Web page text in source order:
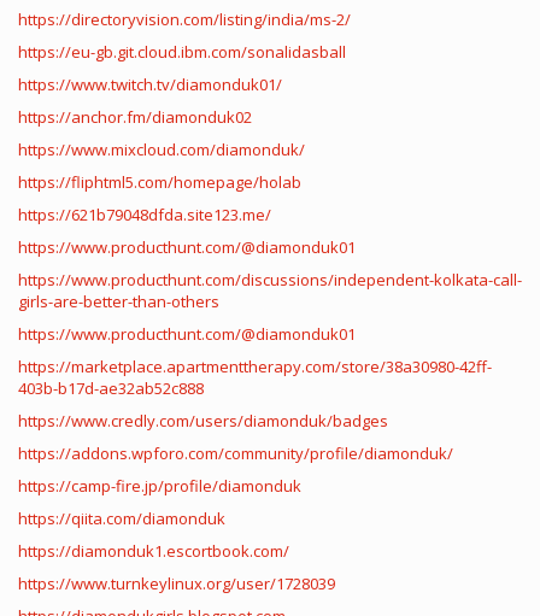
https://directoryvision.com/listing/india/ms-2/
https://eu-gb.git.cloud.ibm.com/sonalidasball
https://www.twitch.tv/diamonduk01/
https://anchor.fm/diamonduk02
https://www.mixcloud.com/diamonduk/
https://fliphtml5.com/homepage/holab
https://621b79048dfda.site123.me/
https://www.producthunt.com/@diamonduk01
https://www.producthunt.com/discussions/independent-kolkata-call-
girls-are-better-than-others
https://www.producthunt.com/@diamonduk01
https://marketplace.apartmenttherapy.com/store/38a30980-42ff-
403b-b17d-ae32ab52c888
https://www.credly.com/users/diamonduk/badges
https://addons.wpforo.com/community/profile/diamonduk/
https://camp-fire.jp/profile/diamonduk
https://qiita.com/diamonduk
https://diamonduk1.escortbook.com/
https://www.turnkeylinux.org/user/1728039